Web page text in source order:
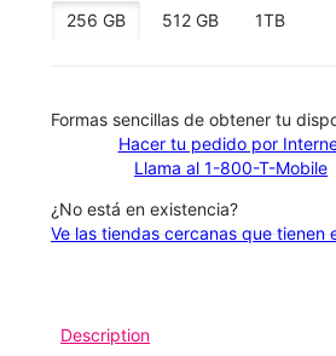
256 GB
512 GB 1TB
​​​​​​​Formas sencillas de obtener tu
Hacer tu pedido por
Llama al 1-800-T-Mobile
¿No está en existencia?
Ve las tiendas cercanas que tienen
Description